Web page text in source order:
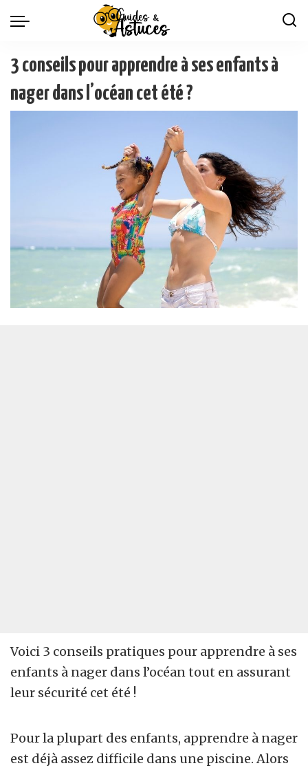
3 conseils pour apprendre à ses enfants à
nager dans l’océan cet été ?
Voici 3 conseils pratiques pour apprendre à ses
enfants à nager dans l’océan tout en assurant
leur sécurité cet été !
Pour la plupart des enfants, apprendre à nager
est déjà assez difficile dans une piscine. Alors